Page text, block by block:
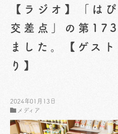
【ラジオ】「は
交差点」の第
ました。【ゲス
り】
2024年01月13日
メディア